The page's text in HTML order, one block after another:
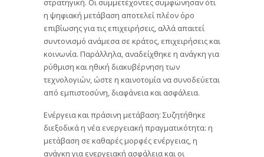
η ψηφιακή μετάβαση αποτελεί πλέον όρο
επιβίωσης για τις επιχειρήσεις, αλλά απαιτεί
συντονισμό ανάμεσα σε κράτος, επιχειρήσεις και
κοινωνία. Παράλληλα, αναδείχθηκε η ανάγκη για
ρύθμιση και ηθική διακυβέρνηση των
τεχνολογιών, ώστε η καινοτομία να συνοδεύεται
από εμπιστοσύνη, διαφάνεια και ασφάλεια.
Ενέργεια και πράσινη μετάβαση: Συζητήθηκε
διεξοδικά η νέα ενεργειακή πραγματικότητα: η
μετάβαση σε καθαρές μορφές ενέργειας, η
ανάγκη για ενεργειακή ασφάλεια και οι